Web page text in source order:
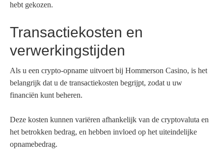
hebt gekozen.
Transactiekosten en
verwerkingstijden
Als u een crypto-opname uitvoert bij Hommerson Casino, is het
belangrijk dat u de transactiekosten begrijpt, zodat u uw
financiën kunt beheren.
Deze kosten kunnen variëren afhankelijk van de cryptovaluta en
het betrokken bedrag, en hebben invloed op het uiteindelijke
opnamebedrag.